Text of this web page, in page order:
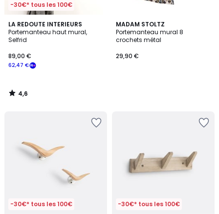
-30€* tous les 100€
LA REDOUTE INTERIEURS
Portemanteau haut mural,
Selfrid
62,47 €
89,00 €
4,6
/ 5
4,6
/
MADAM STOLTZ
Portemanteau mural 8
crochets métal
29,90 €
-30€* tous les 100€ -30€* tous les 100€